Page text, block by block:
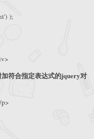
);
符合指定表达式的jquery对